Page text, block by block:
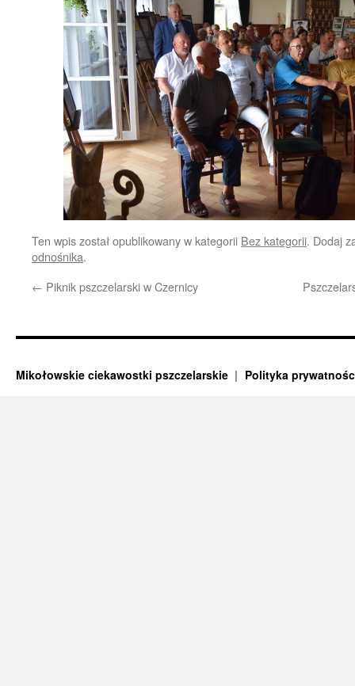
Ten wpis został opublikowany w kategorii Bez kategorii. Dodaj
odnośnika.
← Piknik pszczelarski w Czernicy
Mikołowskie ciekawostki pszczelarskie Polityka